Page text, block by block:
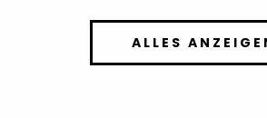
ALLES